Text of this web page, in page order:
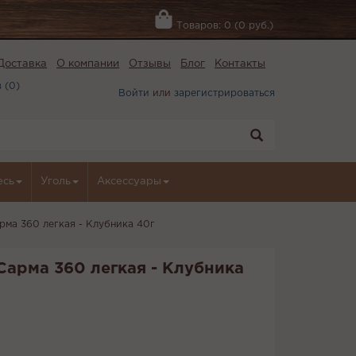
Товаров: 0 (0 руб.)
О компании Отзывы Блог Контакты
(0)
Войти или зарегистрироваться
Уголь Аксессуары
360 легкая - Клубника 40г
360 легкая - Клубника